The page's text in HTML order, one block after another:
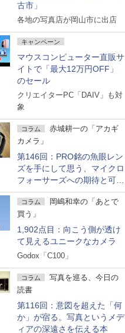
古市」
各地の写真店が岡山市に出店
キャンペーン
マウスコンピューター直販サ
イトで「最大12万円OFF」
のセール
クリエイターPC「DAIV」も対
象
コラム
赤城耕一の「アカギ
カメラ」
第146回：PRO銘の魚眼レン
ズを手にして思う、マイクロ
フォーサーズへの期待と可能
性
コラム
岡嶋和幸の「あとで
買う」
1,902点目：向こう側が透け
て見えるユニークなカメラ
Godox「C100」
コラム
写真を巡る、今日の
読書
第116回：意図を超えた「何
か」が宿る。写真というメデ
ィアの深遠さを伝える本